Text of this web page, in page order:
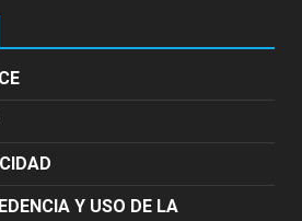
Y USO DE LA